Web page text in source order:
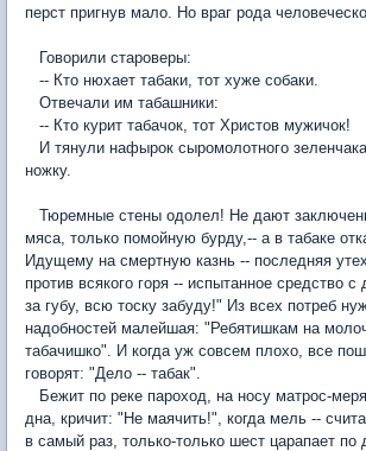
перст пригнув мало. Но враг рода
Говорили староверы:
-- Кто нюхает табаки, тот хуже собаки.
Отвечали им табашники:
-- Кто курит табачок, тот Христов мужичок!
И тянули нафырок сыромолотного
ножку.
Тюремные стены одолел! Не дают
мяса, только помойную бурду,-- а в табаке
Идущему на смертную казнь -- последняя
против всякого горя -- испытанное средство с
за губу, всю тоску забуду!" Из всех потреб
надобностей малейшая: "Ребятишкам на
табачишко". И когда уж совсем плохо, все
говорят: "Дело -- табак".
Бежит по реке пароход, на носу матрос-
дна, кричит: "Не маячить!", когда мель --
в самый раз, только-только шест царапает по